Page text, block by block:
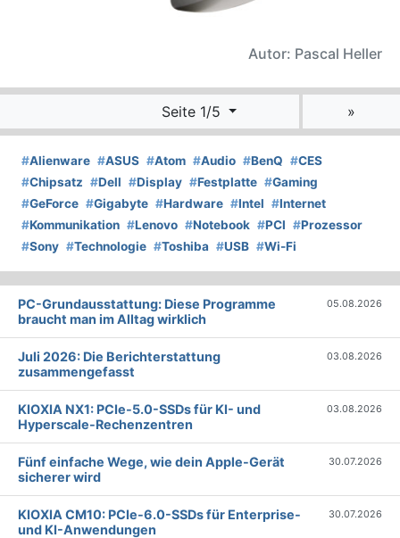
Autor: Pascal Heller
Seite 1/5 »
#Alienware #ASUS #Atom #Audio #BenQ #CES
#Chipsatz #Dell #Display #Festplatte #Gaming
#GeForce #Gigabyte #Hardware #Intel #Internet
#Kommunikation #Lenovo #Notebook #PCI #Prozessor
#Sony #Technologie #Toshiba #USB #Wi-Fi
PC-Grundausstattung: Diese Programme
braucht man im Alltag wirklich
05.08.2026
Juli 2026: Die Bericht­erstattung
zusammengefasst
03.08.2026
KIOXIA NX1: PCIe-5.0-SSDs für KI- und
Hyperscale-Rechenzentren
03.08.2026
Fünf einfache Wege, wie dein Apple-Gerät
sicherer wird
30.07.2026
KIOXIA CM10: PCIe-6.0-SSDs für Enterprise-
und KI-Anwendungen
30.07.2026